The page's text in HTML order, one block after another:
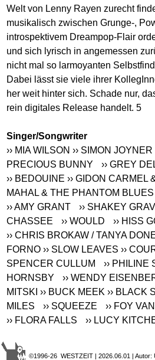
Welt von Lenny Rayen zurecht
musikalisch zwischen Grunge-,
introspektivem Dreampop-Flair
und sich lyrisch in angemessen
nicht mal so larmoyanten
Dabei lässt sie viele ihrer
her weit hinter sich. Schade nur,
rein digitales Release handelt. 5
Singer/Songwriter
›› MIA WILSON ›› SIMON JOYNER
PRECIOUS BUNNY
›› GREY
›› BEDOUINE ›› GIDON CARMEL
MAHAL & THE PHANTOM
›› AMY GRANT
›› SHAKEY
CHASSEE
›› WOULD
›› HISS
›› CHRIS BROKAW / TANYA
FORNO ›› SLOW LEAVES ››
SPENCER CULLUM
›› PHILINE
HORNSBY
›› WENDY
MITSKI ›› BUCK MEEK ›› BLACK
MILES
›› SQUEEZE ›› FOY
›› FLORA FALLS
›› LUCY
©1996-26 WESTZEIT | 2026.06.01 |